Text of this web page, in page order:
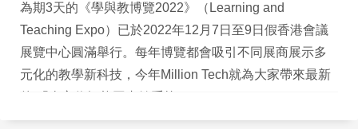
為期3天的《學與教博覽2022》（Learning and
Teaching Expo）已於2022年12月7日至9日假香港會議
展覽中心圓滿舉行。每年博覽都會吸引不同展商展示多
元化的教學新科技，今年Million Tech就為大家帶來最新